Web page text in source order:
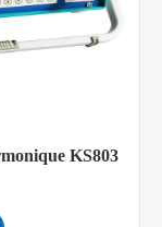
KS803